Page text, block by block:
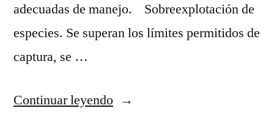
adecuadas de manejo. Sobreexplotación de
especies. Se superan los límites permitidos de
captura, se …
Continuar leyendo“¿Qué